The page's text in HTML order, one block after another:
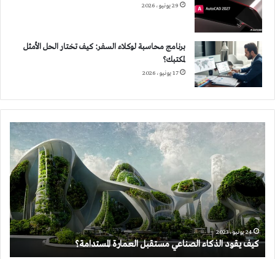
29 يونيو، 2026
برنامج محاسبة لوكلاء السفر: كيف تختار الحل الأمثل
لمكتبك؟
17 يونيو، 2026
الصناعي
مستقبل
المستدامة؟
24 يونيو، 2023
كيف يقود الذكاء الصناعي مستقبل العمارة المستدامة؟